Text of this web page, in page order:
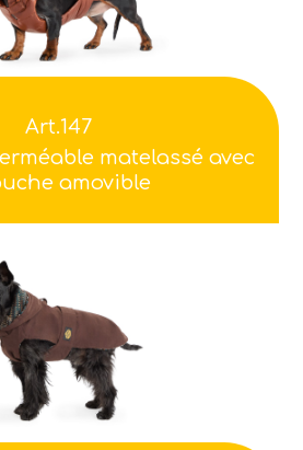
Art.147
matelassé avec
amovible